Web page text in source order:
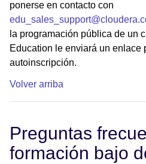
ponerse en contacto con
la programación pública de un
Education le enviará un enlace
autoinscripción.
Volver arriba
Preguntas
formación bajo